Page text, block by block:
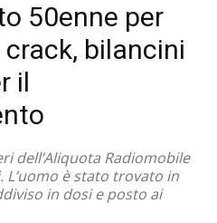
50enne per
bilancini
il
dell’Aliquota Radiomobile
L’uomo è stato trovato in
in dosi e posto ai